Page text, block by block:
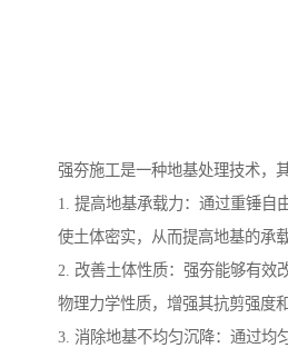
强夯施工是一种地基处理技术，
1. 提高地基承载力：通过重锤自
使土体密实，从而提高地基的承
2. 改善土体性质：强夯能够有效
物理力学性质，增强其抗剪强度
3. 消除地基不均匀沉降：通过均